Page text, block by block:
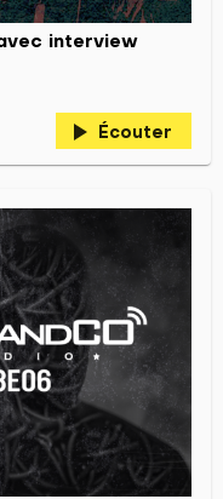
interview
play_arrow Écouter